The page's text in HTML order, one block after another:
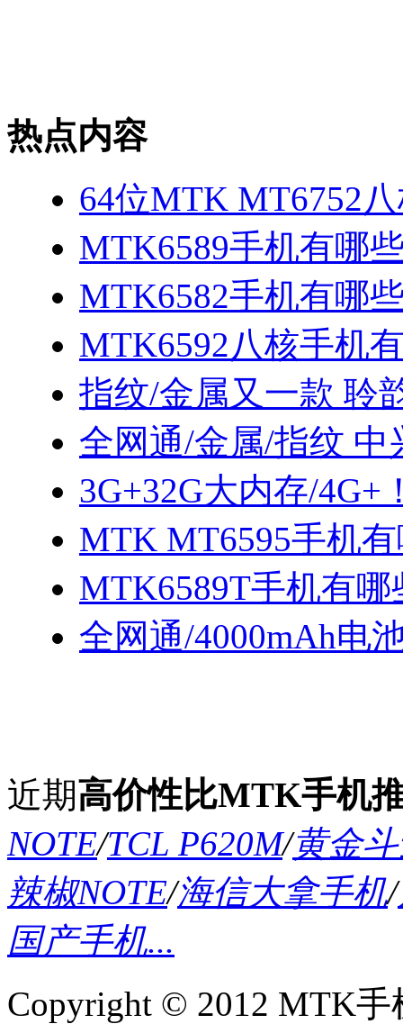
热点内容
64位MTK MT6752
MTK6589手机有哪
MTK6582手机有哪
MTK6592八核手机
指纹/金属又一款 聆
全网通/金属/指纹 中
3G+32G大内存/4G+
MTK MT6595手机
MTK6589T手机有
全网通/4000mAh电
近期高价性比MTK手机
NOTE/TCL P620M/黄金
辣椒NOTE/海信大拿手机/
国产手机...
Copyright © 2012 MTK